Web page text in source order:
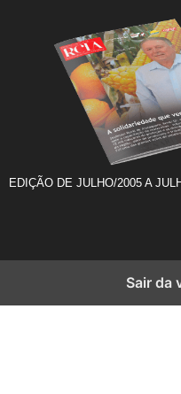
EDIÇÃO DE JULHO/2005 A
Sair da